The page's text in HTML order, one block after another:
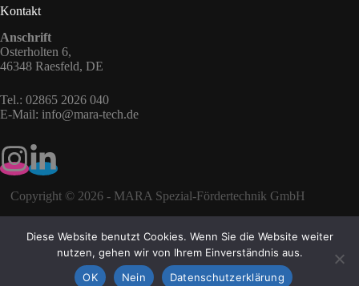
Kontakt
Anschrift
Osterholten 6,
46348 Raesfeld, DE
Tel.: 02865 2026 040
E-Mail: info@mara-tech.de
Copyright © 2026 - MARA Spezial-Fördertechnik GmbH
Downloadbereich
Impressum
Datenschutz
Diese Website benutzt Cookies. Wenn Sie die Website weiter
nutzen, gehen wir von Ihrem Einverständnis aus.
OK
Nein Datenschutzerklärung